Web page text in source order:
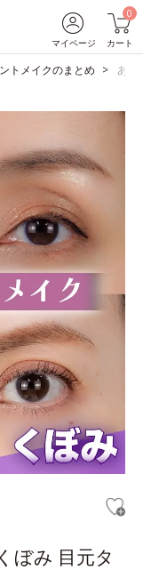
マイページ
0
カート
トメイクのまとめ あな
ぼみ 目元タ